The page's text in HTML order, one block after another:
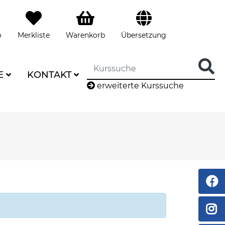
Merkliste Warenkorb Übersetzung
KONTAKT
erweiterte Kurssuche